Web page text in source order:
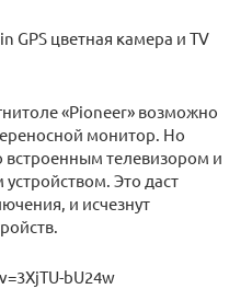
GPS цветная камера и TV
«Pioneer» возможно
монитор. Но
встроенным телевизором и
Это даст
и исчезнут
bU24w